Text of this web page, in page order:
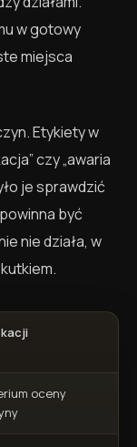
w gotowy
miejsca
Etykiety w
czy „awaria
je sprawdzić
być
nie działa, w
oceny